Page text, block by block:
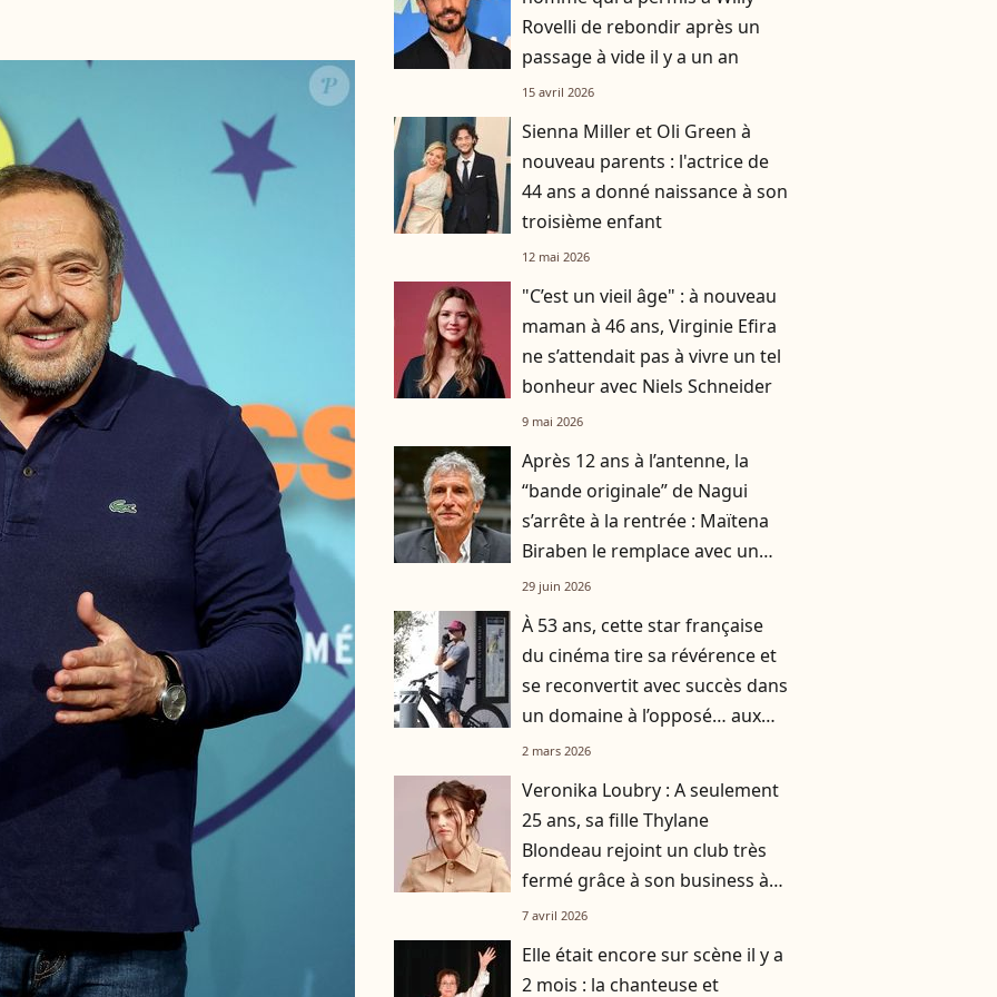
Rovelli de rebondir après un
passage à vide il y a un an
15 avril 2026
Sienna Miller et Oli Green à
nouveau parents : l'actrice de
44 ans a donné naissance à son
troisième enfant
12 mai 2026
"C’est un vieil âge" : à nouveau
maman à 46 ans, Virginie Efira
ne s’attendait pas à vivre un tel
bonheur avec Niels Schneider
9 mai 2026
Après 12 ans à l’antenne, la
“bande originale” de Nagui
s’arrête à la rentrée : Maïtena
Biraben le remplace avec un
nouveau concept
29 juin 2026
À 53 ans, cette star française
du cinéma tire sa révérence et
se reconvertit avec succès dans
un domaine à l’opposé… aux
États-Unis !
2 mars 2026
Veronika Loubry : A seulement
25 ans, sa fille Thylane
Blondeau rejoint un club très
fermé grâce à son business à
succès
7 avril 2026
Elle était encore sur scène il y a
2 mois : la chanteuse et